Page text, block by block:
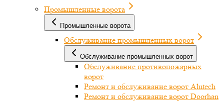
Промышленные ворота
Промышленные ворота
Обслуживание промышленных ворот
Обслуживание промышленных ворот
Обслуживание противопожарных
ворот
Ремонт и обслуживание ворот Alutech
Ремонт и обслуживание ворот Doorhan